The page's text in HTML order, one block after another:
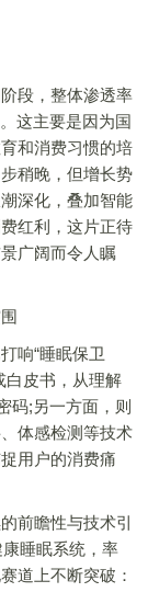
段，整体渗透率
这主要是因为国
和消费习惯的培
稍晚，但增长势
深化，叠加智能
红利，这片正待
广阔而令人瞩
响“睡眠保卫
白皮书，从理解
码;另一方面，则
体感检测等技术
用户的消费痛
前瞻性与技术引
睡眠系统，率
道上不断突破：